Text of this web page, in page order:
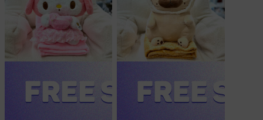
Gối mền 2in1 Voi Bông nằm